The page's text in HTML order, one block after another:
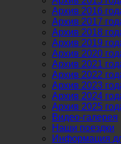
Архив 2016
Архив 2017
Архив 2018
Архив 2019
Архив 2020
Архив 2021
Архив 2022
Архив 2023
Архив 2024
Архив 2025
Видео-галерея
Наши поездки
Информация